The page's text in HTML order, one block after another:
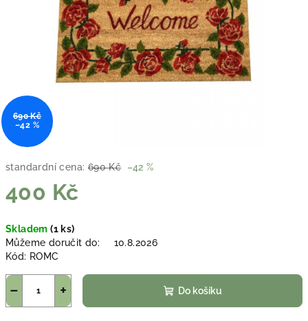
standardní cena: 690 Kč –42 %
400 Kč
cena:
Skladem(1 ks)
Můžeme doručit do:
10.8.2026
Kód: ROMC
+
− Do košíku
690 Kč
–42 %